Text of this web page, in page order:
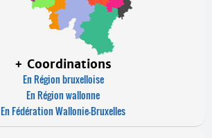
+ Coordinations
En Région bruxelloise
En Région wallonne
En Fédération Wallonie-Bruxelles